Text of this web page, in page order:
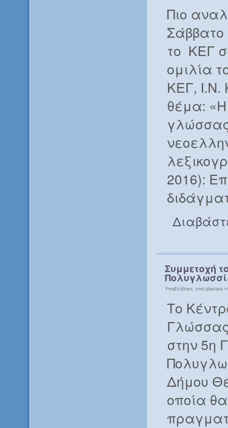
Πιο
Σάββατο
το ΚΕΓ
ομιλία
ΚΕΓ, I.N.
θέμα: «Η
2016):
Συμμετοχή
Υποβλήθηκε από plastara
Το
στην 5η
Δήμου
οποία θα